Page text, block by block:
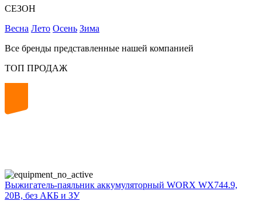
СЕЗОН
Весна Лето Осень Зима
Все бренды представленные нашей компанией
ТОП ПРОДАЖ
Выжигатель-паяльник аккумуляторный WORX WX744.9,
20В, без АКБ и ЗУ